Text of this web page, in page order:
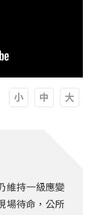
維持一級應變
場待命，公所